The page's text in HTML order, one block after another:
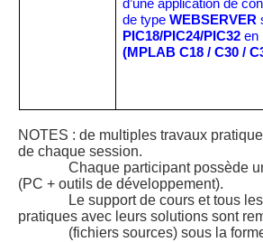
d’une application de
de typeWEBSERVER
PIC18/PIC24/PIC32en
(MPLAB C18 / C30 /
NOTES : de multiples travaux
de chaque session.
Chaque participant possède un
(PC + outils de développement).
Le support de cours et tous les
pratiques avec leurs solutions sont
(fichiers sources) sous la forme